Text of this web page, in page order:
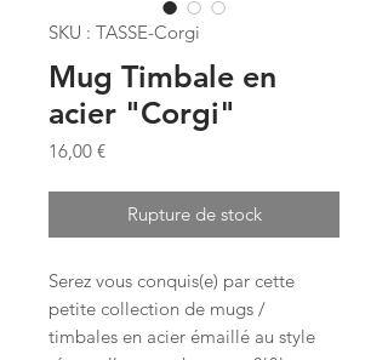
SKU : TASSE-Corgi
Mug Timbale en
acier "Corgi"
16,00 €Prix
Rupture de stock
Serez vous conquis(e) par cette
petite collection de mugs /
timbales en acier émaillé au style